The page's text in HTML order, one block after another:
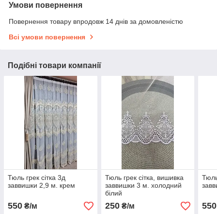
Умови повернення
Повернення товару впродовж 14 днів за домовленістю
Всі умови повернення
Подібні товари компанії
Тюль грек сітка 3д
заввишки 2,9 м. крем
550 ₴/м
Тюль грек сітка, вишивка
заввишки 3 м. холодний
білий
250₴/м 550